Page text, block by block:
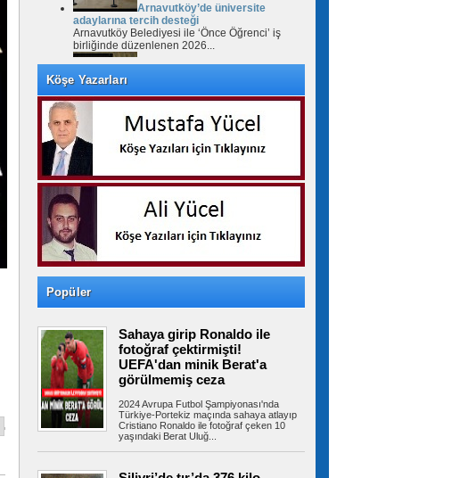
Arnavutköy’de üniversite
adaylarına tercih desteği
Arnavutköy Belediyesi ile ‘Önce Öğrenci’ iş
birliğinde düzenlenen 2026...
Bayrampaşa Eğitiminde sürpriz
değişim! Suat Mamur gitti, Hüseyin Aydın
geldi
İstanbul'daki ilçe milli eğitim müdürleri değişimi
CHP Bayrampaşa'da yeni
dönem! İlçe Başkanlığına Mersin Balkan
atandı
CHP'nin İstanbul teşkilatında başlattığı yeniden
yapılanma kapsamında...
Arnavutköy’de sosyal konutlar
hızla yükseliyor
Arnavutköy’de TOKİ tarafından yapımı
sürdürülen 36 bin konutluk dev projede...
Amasyalı genç çiftçi bu yıl
Amasya’nın Suluova ilçesinde geçen yıl tarlada
Köşe Yazarları
Popüler
Sahaya girip Ronaldo ile
fotoğraf çektirmişti!
UEFA'dan minik Berat'a
görülmemiş ceza
2024 Avrupa Futbol Şampiyonası'nda
Türkiye-Portekiz maçında sahaya atlayıp
Cristiano Ronaldo ile fotoğraf çeken 10
yaşındaki Berat Uluğ...